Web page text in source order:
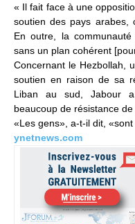
« Il fait face à une
soutien des pays arabes,
En outre, la
sans un plan cohérent
Concernant le Hezbollah,
soutien en raison de sa
Liban au sud, Jabour
beaucoup de résistance de
«Les gens», a-t-il dit,
ynetnews.com